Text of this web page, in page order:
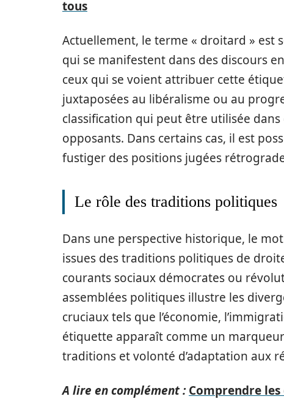
tous
Actuellement, le terme « droitard » est
qui se manifestent dans des discours
ceux qui se voient attribuer cette
juxtaposées au libéralisme ou au
classification qui peut être utilisée
opposants. Dans certains cas, il est
fustiger des positions jugées
Le rôle des traditions politiques
Dans une perspective historique, le
issues des traditions politiques de
courants sociaux démocrates ou
assemblées politiques illustre les
cruciaux tels que l’économie,
étiquette apparaît comme un
traditions et volonté d’adaptation aux
A lire en complément : Comprendre